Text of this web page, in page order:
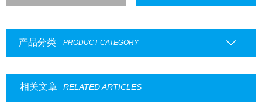
产品分类 PRODUCT CATEGORY
相关文章 RELATED ARTICLES